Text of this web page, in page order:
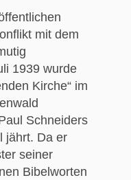
mit dem
1939 wurde
Kirche“ im
Schneiders
jährt. Da er
seiner
Bibelworten